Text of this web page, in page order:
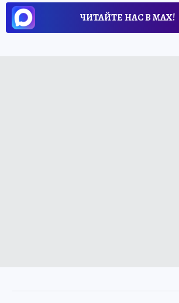
ЧИТАЙТЕ НАС В МАХ!